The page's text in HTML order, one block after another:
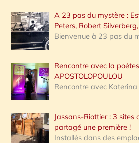
A 23 pas du mystère :
Peters, Robert
Bienvenue à 23 pas du
Rencontre avec la
APOSTOLOPOULOU
Rencontre avec
Jassans-Riottier : 3 sites
partagé une première !
Installés dans des